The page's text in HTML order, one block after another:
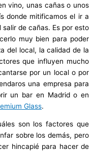
vino, unas cañas o unos
donde mitificamos el ir a
de cañas. Es por esto
muy bien para poder
del local, la calidad de la
que influyen mucho
por un local o por
una empresa para
un bar en Madrid o en
Glass.
son los factores que
sobre los demás, pero
hincapié para hacer de